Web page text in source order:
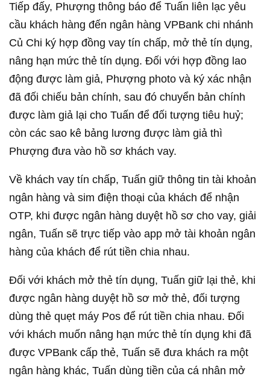
Tiếp đấy, Phượng thông báo để Tuấn liên lạc yêu
cầu khách hàng đến ngân hàng VPBank chi nhánh
Củ Chi ký hợp đồng vay tín chấp, mở thẻ tín dụng,
nâng hạn mức thẻ tín dụng. Đối với hợp đồng lao
động được làm giả, Phượng photo và ký xác nhận
đã đối chiếu bản chính, sau đó chuyển bản chính
được làm giả lại cho Tuấn để đối tượng tiêu huỷ;
còn các sao kê bảng lương được làm giả thì
Phượng đưa vào hồ sơ khách vay.
Về khách vay tín chấp, Tuấn giữ thông tin tài khoản
ngân hàng và sim điện thoại của khách để nhận
OTP, khi được ngân hàng duyệt hồ sơ cho vay, giải
ngân, Tuấn sẽ trực tiếp vào app mở tài khoản ngân
hàng của khách để rút tiền chia nhau.
Đối với khách mở thẻ tín dụng, Tuấn giữ lại thẻ, khi
được ngân hàng duyệt hồ sơ mở thẻ, đối tượng
dùng thẻ quẹt máy Pos để rút tiền chia nhau. Đối
với khách muốn nâng hạn mức thẻ tín dụng khi đã
được VPBank cấp thẻ, Tuấn sẽ đưa khách ra một
ngân hàng khác, Tuấn dùng tiền của cá nhân mở